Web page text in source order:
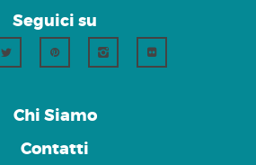
Seguici su
Chi Siamo
Contatti